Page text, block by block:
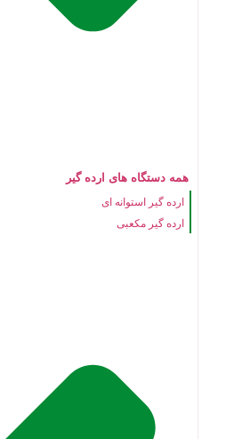
همه دستگاه های ارده گیر
ارده گیر استوانه ای
ارده گیر مکعبی